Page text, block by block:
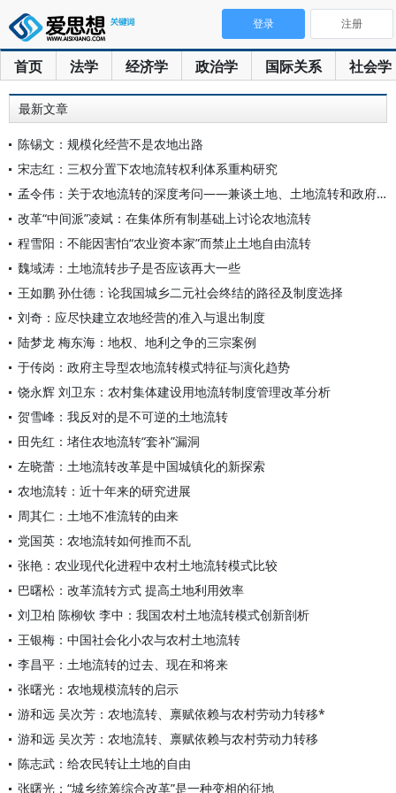
首页 法学 经济学 政治学 国际关系 社会学
登录 注册
最新文章
陈锡文：规模化经营不是农地出路
宋志红：三权分置下农地流转权利体系重构研究
孟令伟：关于农地流转的深度考问——兼谈土地、土地流转和政府定
改革“中间派”凌斌：在集体所有制基础上讨论农地流转
程雪阳：不能因害怕“农业资本家”而禁止土地自由流转
魏域涛：土地流转步子是否应该再大一些
王如鹏 孙仕德：论我国城乡二元社会终结的路径及制度选择
刘奇：应尽快建立农地经营的准入与退出制度
陆梦龙 梅东海：地权、地利之争的三宗案例
于传岗：政府主导型农地流转模式特征与演化趋势
饶永辉 刘卫东：农村集体建设用地流转制度管理改革分析
贺雪峰：我反对的是不可逆的土地流转
田先红：堵住农地流转“套补”漏洞
左晓蕾：土地流转改革是中国城镇化的新探索
农地流转：近十年来的研究进展
周其仁：土地不准流转的由来
党国英：农地流转如何推而不乱
张艳：农业现代化进程中农村土地流转模式比较
巴曙松：改革流转方式 提高土地利用效率
刘卫柏 陈柳钦 李中：我国农村土地流转模式创新剖析
王银梅：中国社会化小农与农村土地流转
李昌平：土地流转的过去、现在和将来
张曙光：农地规模流转的启示
游和远 吴次芳：农地流转、禀赋依赖与农村劳动力转移*
游和远 吴次芳：农地流转、禀赋依赖与农村劳动力转移
陈志武：给农民转让土地的自由
张曙光：“城乡统筹综合改革”是一种变相的征地